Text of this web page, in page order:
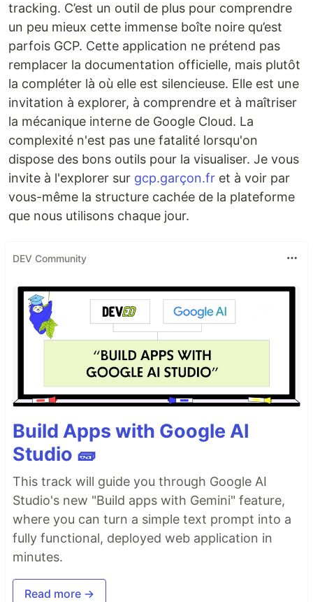
tracking. C’est un outil de plus pour comprendre
un peu mieux cette immense boîte noire qu’est
parfois GCP. Cette application ne prétend pas
remplacer la documentation officielle, mais plutôt
la compléter là où elle est silencieuse. Elle est une
invitation à explorer, à comprendre et à maîtriser
la mécanique interne de Google Cloud. La
complexité n'est pas une fatalité lorsqu'on
dispose des bons outils pour la visualiser. Je vous
invite à l'explorer sur gcp.garçon.fr et à voir par
vous-même la structure cachée de la plateforme
que nous utilisons chaque jour.
DEV Community
Build Apps with Google AI
Studio 🧱
This track will guide you through Google AI
Studio's new "Build apps with Gemini" feature,
where you can turn a simple text prompt into a
fully functional, deployed web application in
minutes.
Read more →